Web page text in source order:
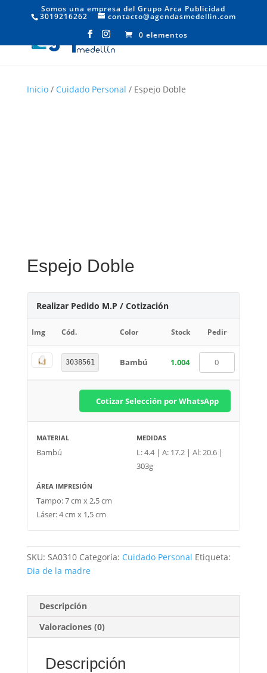
Somos una empresa del Grupo Arca Publicidad
3019216262
contacto@agendasmedellin.com
0 elementos
Inicio/ Cuidado Personal / Espejo Doble
Espejo Doble
Realizar Pedido M.P / Cotización
Img Cód. Color Stock Pedir
3038561 Bambú 1.004
Cotizar Selección por WhatsApp
MATERIAL
Bambú
MEDIDAS
L: 4.4 | A: 17.2 | Al: 20.6 |
303g
ÁREA IMPRESIÓN
Tampo: 7 cm x 2,5 cm
Láser: 4 cm x 1,5 cm
SKU: SA0310 Categoría: Cuidado Personal Etiqueta:
Dia de la madre
Descripción
Valoraciones (0)
Descripción